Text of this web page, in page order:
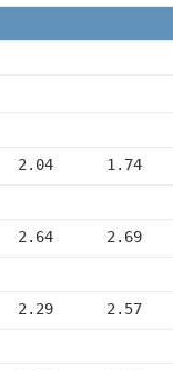
2.04      1.74
2.64      2.69
2.29      2.57